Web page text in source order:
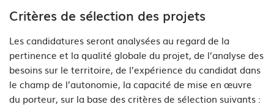
Critères de sélection des projets
Les candidatures seront analysées au regard de la
pertinence et la qualité globale du projet, de l’analyse des
besoins sur le territoire, de l’expérience du candidat dans
le champ de l’autonomie, la capacité de mise en œuvre
du porteur, sur la base des critères de sélection suivants :